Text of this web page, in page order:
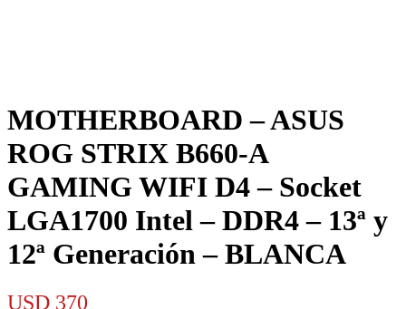
MOTHERBOARD – ASUS
ROG STRIX B660-A
GAMING WIFI D4 – Socket
LGA1700 Intel – DDR4 – 13ª y
12ª Generación – BLANCA
USD 370